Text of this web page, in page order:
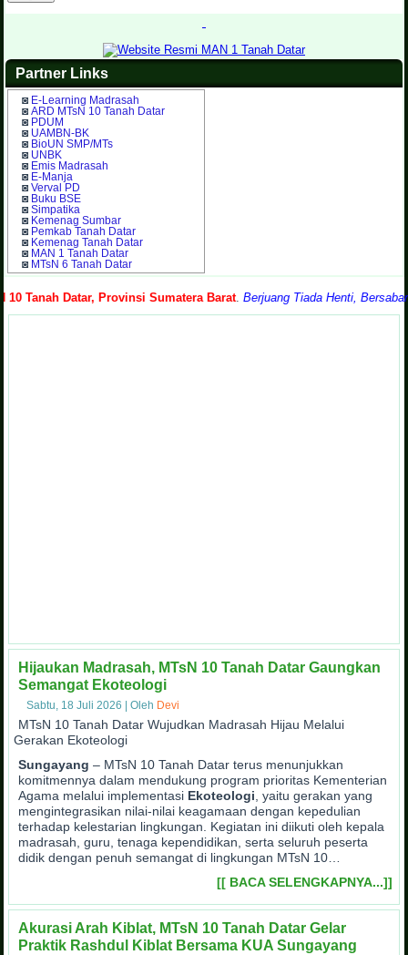
Partner Links
◙ E-Learning Madrasah
◙ARD MTsN 10 Tanah Datar
◙ PDUM
◙ UAMBN-BK
◙ BioUN SMP/MTs
◙ UNBK
◙ Emis Madrasah
◙ E-Manja
◙Verval PD
◙ Buku BSE
◙Simpatika
◙ Kemenag Sumbar
◙ Pemkab Tanah Datar
◙ Kemenag Tanah Datar
◙ MAN 1 Tanah Datar
◙ MTsN 6 Tanah Datar
Tanah Datar, Provinsi Sumatera Barat.Berjuang Tiada Henti, Bersabar
Hijaukan Madrasah, MTsN 10 Tanah Datar Gaungkan
Semangat Ekoteologi
Sabtu, 18 Juli 2026 |Oleh Devi
MTsN 10 Tanah Datar Wujudkan Madrasah Hijau Melalui
Gerakan Ekoteologi
Sungayang – MTsN 10 Tanah Datar terus menunjukkan
komitmennya dalam mendukung program prioritas Kementerian
Agama melalui implementasi Ekoteologi, yaitu gerakan yang
mengintegrasikan nilai-nilai keagamaan dengan kepedulian
terhadap kelestarian lingkungan. Kegiatan ini diikuti oleh kepala
madrasah, guru, tenaga kependidikan, serta seluruh peserta
didik dengan penuh semangat di lingkungan MTsN 10…
[[ BACA SELENGKAPNYA...]]
Akurasi Arah Kiblat, MTsN 10 Tanah Datar Gelar
Praktik Rashdul Kiblat Bersama KUA Sungayang